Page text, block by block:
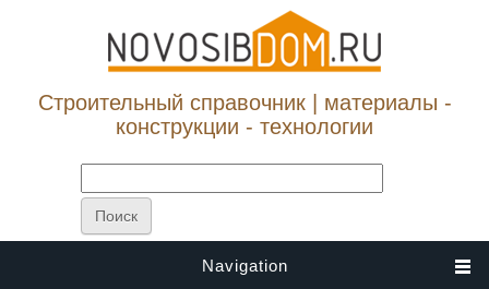
Строительный справочник | материалы -
конструкции - технологии
Navigation